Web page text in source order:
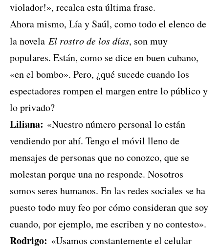
violador!», recalca esta última frase.
Ahora mismo, Lía y Saúl, como todo el elenco de
la novela El rostro de los días, son muy
populares. Están, como se dice en buen cubano,
«en el bombo». Pero, ¿qué sucede cuando los
espectadores rompen el margen entre lo público y
lo privado?
Liliana: «Nuestro número personal lo están
vendiendo por ahí. Tengo el móvil lleno de
mensajes de personas que no conozco, que se
molestan porque una no responde. Nosotros
somos seres humanos. En las redes sociales se ha
puesto todo muy feo por cómo consideran que soy
cuando, por ejemplo, me escriben y no contesto».
Rodrigo: «Usamos constantemente el celular